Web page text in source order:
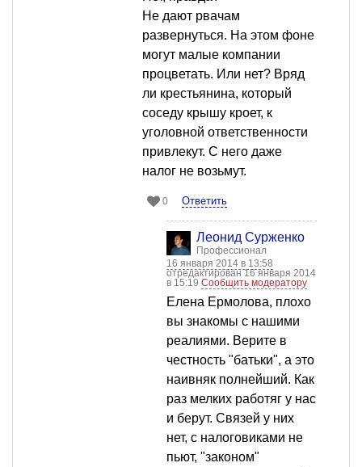
Не дают рвачам
развернуться. На этом фоне
могут малые компании
процветать. Или нет? Вряд
ли крестьянина, который
соседу крышу кроет, к
уголовной ответственности
привлекут. С него даже
налог не возьмут.
0 Ответить
Леонид Сурженко
Профессионал
16 января 2014 в 13:58
отредактирован 16 января 2014
в 15:19 Сообщить модератору
Елена Ермолова, плохо
вы знакомы с нашими
реалиями. Верите в
честность "батьки", а это
наивняк полнейший. Как
раз мелких работяг у нас
и берут. Связей у них
нет, с налоговиками не
пьют, "законом"